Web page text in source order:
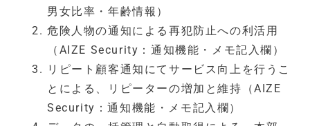
男女比率・年齢情報）
危険人物の通知による再犯防止への利活用
（AIZE Security：通知機能・メモ記入欄）
リピート顧客通知にてサービス向上を行うこ
とによる、リピーターの増加と維持（AIZE
Security：通知機能・メモ記入欄）